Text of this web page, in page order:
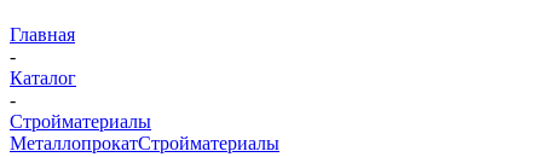
Главная
-
Каталог
-
Стройматериалы
МеталлопрокатСтройматериалы